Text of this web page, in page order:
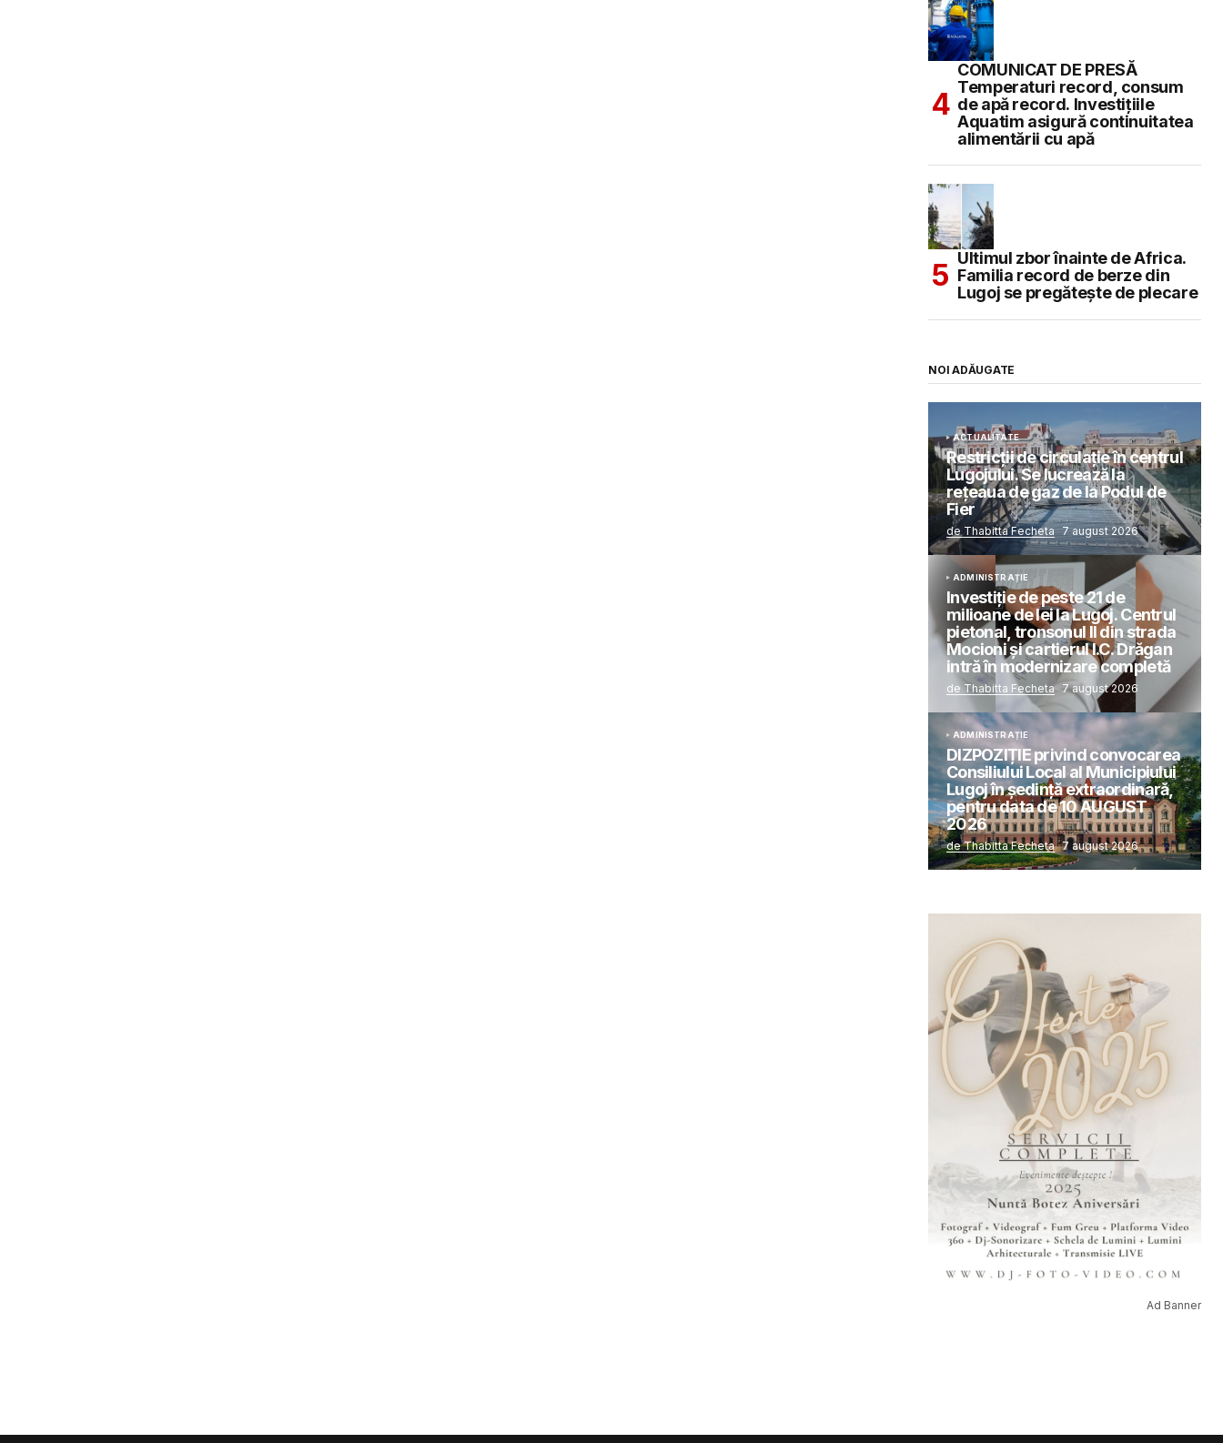
COMUNICAT DE PRESĂ
Temperaturi record, consum
de apă record. Investițiile
Aquatim asigură continuitatea
alimentării cu apă
Ultimul zbor înainte de Africa.
Familia record de berze din
Lugoj se pregătește de plecare
NOI ADĂUGATE
ACTUALITATE
Restricții de circulație în centrul
Lugojului. Se lucrează la
rețeaua de gaz de la Podul de
Fier
de Thabitta Fecheta 7 august 2026
ADMINISTRAȚIE
Investiție de peste 21 de
milioane de lei la Lugoj. Centrul
pietonal, tronsonul II din strada
Mocioni și cartierul I.C. Drăgan
intră în modernizare completă
de Thabitta Fecheta 7 august 2026
ADMINISTRAȚIE
DIZPOZIȚIE privind convocarea
Consiliului Local al Municipiului
Lugoj în şedinţă extraordinară,
pentru data de 10 AUGUST
2026
de Thabitta Fecheta 7 august 2026
Ad Banner